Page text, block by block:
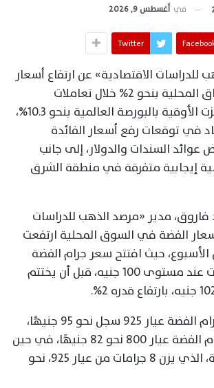
في أغسطس 9, 2026
Twitter
الاقتصادية» عن ارتفاع أسعار
الفضة في الأسواق المحلية بنحو 2% خلال تعاملات
الأسبوع، بينما قفزت الأوقية بالبورصة العالمية بنحو 10.3%،
في توقعات رفع أسعار الفائدة
عوائد السندات والدولار، إلى جانب
إيجابية متفرقة في منطقة الشرق
فاروق، مدير «مرصد الذهب للدراسات
الفضة في السوق المحلية ارتفعت
الأسبوع، حيث افتتح سعر جرام الفضة
عيار 999 التعاملات عند مستوى 100 جنيه، قبل أن يختتم
وأضاف أن سعر جرام الفضة عيار 925 سجل نحو 95 جنيهًا،
بينما بلغ سعر جرام الفضة عيار 800 نحو 82 جنيهًا، في حين
سجل الجنيه الفضة، الذي يزن 8 جرامات من عيار 925، نحو